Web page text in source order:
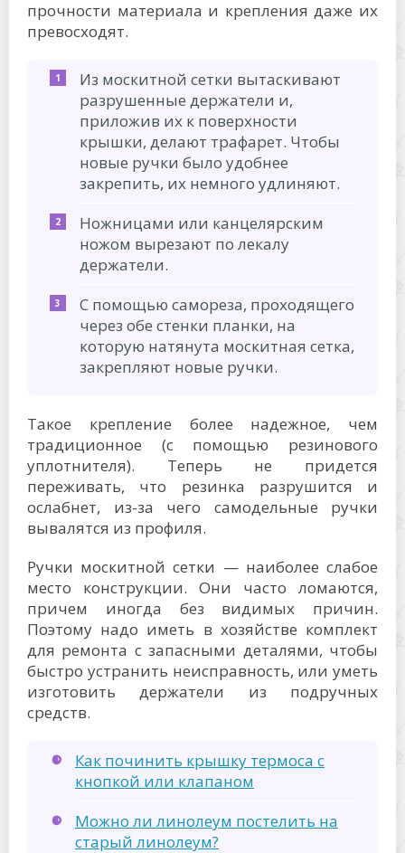
прочности материала и крепления даже их
превосходят.
Из москитной сетки вытаскивают
разрушенные держатели и,
приложив их к поверхности
крышки, делают трафарет. Чтобы
новые ручки было удобнее
закрепить, их немного удлиняют.
Ножницами или канцелярским
ножом вырезают по лекалу
держатели.
С помощью самореза, проходящего
через обе стенки планки, на
которую натянута москитная сетка,
закрепляют новые ручки.
Такое крепление более надежное, чем
традиционное (с помощью резинового
уплотнителя). Теперь не придется
переживать, что резинка разрушится и
ослабнет, из-за чего самодельные ручки
вывалятся из профиля.
Ручки москитной сетки — наиболее слабое
место конструкции. Они часто ломаются,
причем иногда без видимых причин.
Поэтому надо иметь в хозяйстве комплект
для ремонта с запасными деталями, чтобы
быстро устранить неисправность, или уметь
изготовить держатели из подручных
средств.
Как починить крышку термоса с
кнопкой или клапаном
Можно ли линолеум постелить на
старый линолеум?